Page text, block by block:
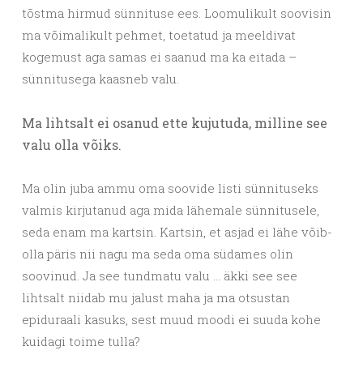
tõstma hirmud sünnituse ees. Loomulikult soovisin
ma võimalikult pehmet, toetatud ja meeldivat
kogemust aga samas ei saanud ma ka eitada –
sünnitusega kaasneb valu.
Ma lihtsalt ei osanud ette kujutuda, milline see
valu olla võiks.
Ma olin juba ammu oma soovide listi sünnituseks
valmis kirjutanud aga mida lähemale sünnitusele,
seda enam ma kartsin. Kartsin, et asjad ei lähe võib-
olla päris nii nagu ma seda oma südames olin
soovinud. Ja see tundmatu valu … äkki see see
lihtsalt niidab mu jalust maha ja ma otsustan
epiduraali kasuks, sest muud moodi ei suuda kohe
kuidagi toime tulla?